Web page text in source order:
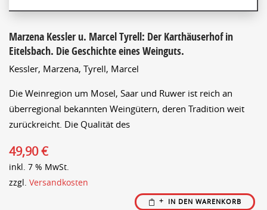
Marzena Kessler u. Marcel Tyrell: Der Karthäuserhof in
Eitelsbach. Die Geschichte eines Weinguts.
Kessler, Marzena, Tyrell, Marcel
Die Weinregion um Mosel, Saar und Ruwer ist reich an
überregional bekannten Weingütern, deren Tradition weit
zurückreicht. Die Qualität des
49,90€
inkl. 7 % MwSt.
zzgl. Versandkosten
IN DEN WARENKORB